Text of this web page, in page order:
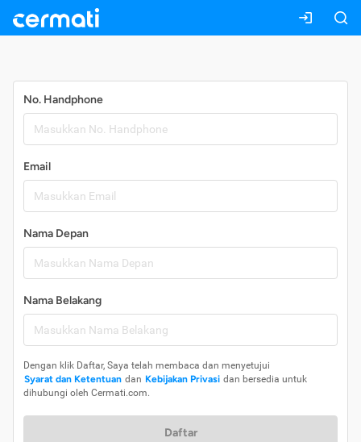
No. Handphone
Email
Nama Depan
Nama Belakang
Dengan klik Daftar, Saya telah membaca dan menyetujui
Syarat dan Ketentuan dan Kebijakan Privasi dan bersedia untuk
dihubungi oleh Cermati.com.
Daftar